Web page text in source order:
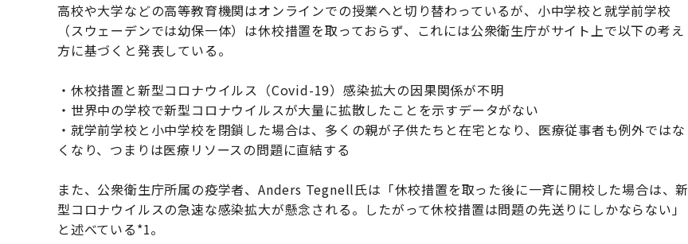
高校や大学などの高等教育機関はオンラインでの授業へと切り替わっているが、小中学校と就学前学校
（スウェーデンでは幼保一体）は休校措置を取っておらず、これには公衆衛生庁がサイト上で以下の考え
方に基づくと発表している。
・休校措置と新型コロナウイルス（Covid-19）感染拡大の因果関係が不明
・世界中の学校で新型コロナウイルスが大量に拡散したことを示すデータがない
・就学前学校と小中学校を閉鎖した場合は、多くの親が子供たちと在宅となり、医療従事者も例外ではな
くなり、つまりは医療リソースの問題に直結する
また、公衆衛生庁所属の疫学者、Anders Tegnell氏は「休校措置を取った後に一斉に開校した場合は、新
型コロナウイルスの急速な感染拡大が懸念される。したがって休校措置は問題の先送りにしかならない」
と述べている*1。